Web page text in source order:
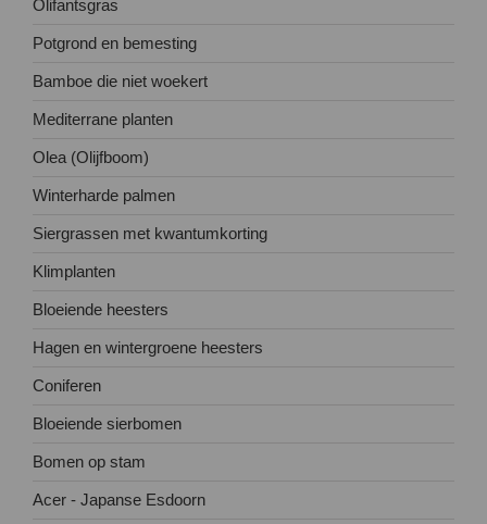
Olifantsgras
Potgrond en bemesting
Bamboe die niet woekert
Mediterrane planten
Olea (Olijfboom)
Winterharde palmen
Siergrassen met kwantumkorting
Klimplanten
Bloeiende heesters
Hagen en wintergroene heesters
Coniferen
Bloeiende sierbomen
Bomen op stam
Acer - Japanse Esdoorn